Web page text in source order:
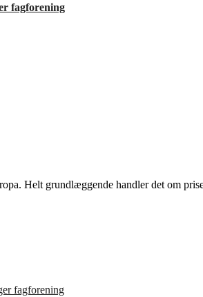
fagforening
Helt grundlæggende handler det om
fagforening